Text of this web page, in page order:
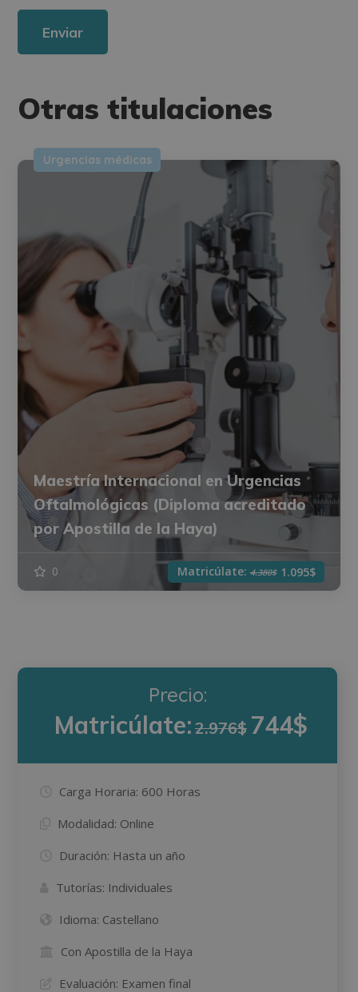
Derechos: Puede ejercitar sus derechos identificándose suficientemente,
Para más información consulte nuestra Política de Privacidad.
Otras titulaciones
Urgencias médicas
Maestría Internacional en Urgencias
Oftalmológicas (Diploma acreditado
por Apostilla de la Haya)
0 Matricúlate:4.380$ 1.095$
Precio:
Matricúlate:2.976$ 744$
Carga Horaria: 600 Horas
Modalidad: Online
Duración: Hasta un año
Tutorías: Individuales
Idioma: Castellano
Con Apostilla de la Haya
Evaluación: Examen final